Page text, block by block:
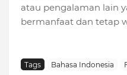
atau pengalaman lain
bermanfaat dan tetap
Tags Bahasa Indonesia